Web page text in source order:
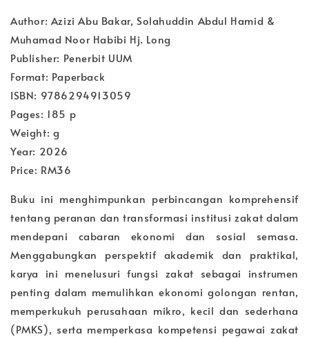
Author: Azizi Abu Bakar, Solahuddin Abdul Hamid &
Muhamad Noor Habibi Hj. Long
Publisher: Penerbit UUM
Format: Paperback
ISBN: 9786294913059
Pages: 185 p
Weight: g
Year: 2026
Price: RM36
Buku ini menghimpunkan perbincangan komprehensif
tentang peranan dan transformasi institusi zakat dalam
mendepani cabaran ekonomi dan sosial semasa.
Menggabungkan perspektif akademik dan praktikal,
karya ini menelusuri fungsi zakat sebagai instrumen
penting dalam memulihkan ekonomi golongan rentan,
memperkukuh perusahaan mikro, kecil dan sederhana
(PMKS), serta memperkasa kompetensi pegawai zakat